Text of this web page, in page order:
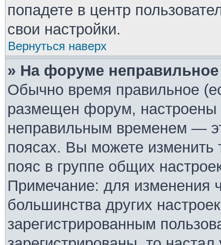
попадете в центр
свои настройки.
Вернуться наверх
» На форуме
Обычно время правильное
размещен форум, настроены
неправильным временем —
поясах. Вы можете изменить
пояс в группе общих
Примечание: для изменения
большинства других
зарегистрированным